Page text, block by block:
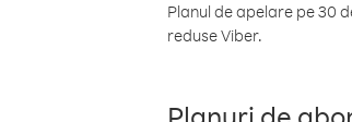
Planul de apelare pe 30
reduse Viber.